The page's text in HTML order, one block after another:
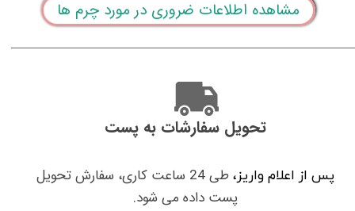
تحویل سفارشات به پست
پس از اعلام واریز،
طی 24 ساعت کاری، سفارش تحویل
پست داده می شود.
مشاهده اطلاعات ضروری در مورد چرم ها